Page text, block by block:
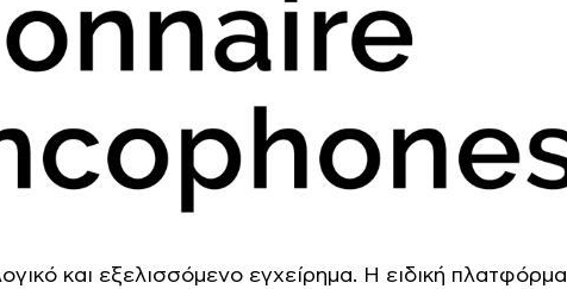
και εξελισσόμενο εγχείρημα. Η ειδική πλατφόρμα